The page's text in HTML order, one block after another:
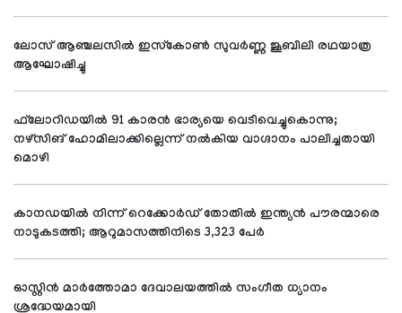
ലോസ് ആഞ്ചലസില്‍ ഇസ്‌കോണ്‍ സുവര്‍ണ്ണ ജൂബിലി രഥയാത്ര
ആഘോഷിച്ചു
ഫ്‌ലോറിഡയില്‍ 91 കാരന്‍ ഭാര്യയെ വെടിവെച്ചുകൊന്നു;
നഴ്‌സിങ് ഹോമിലാക്കില്ലെന്ന് നല്‍കിയ വാഗ്ദാനം പാലിച്ചതായി
മൊഴി
കാനഡയില്‍ നിന്ന് റെക്കോര്‍ഡ് തോതില്‍ ഇന്ത്യന്‍ പൗരന്മാരെ
നാടുകടത്തി; ആറുമാസത്തിനിടെ 3,323 പേര്‍
ഓസ്റ്റിന്‍ മാര്‍ത്തോമാ ദേവാലയത്തില്‍ സംഗീത ധ്യാനം
ശ്രദ്ധേയമായി